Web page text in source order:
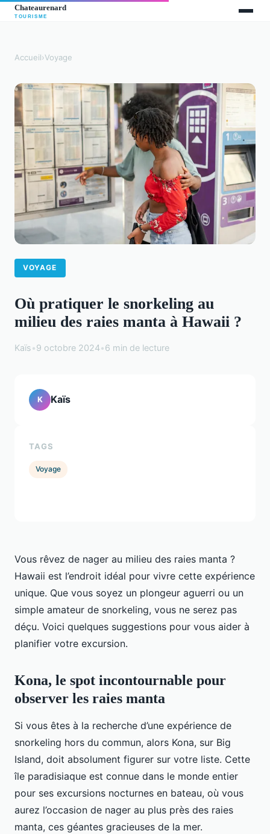
Accueil›Voyage
VOYAGE
Où pratiquer le snorkeling au
milieu des raies manta à Hawaii ?
Kaïs•9 octobre 2024•6 min de lecture
Vous rêvez de nager au milieu des raies manta ?
Hawaii est l’endroit idéal pour vivre cette expérience
unique. Que vous soyez un plongeur aguerri ou un
simple amateur de snorkeling, vous ne serez pas
déçu. Voici quelques suggestions pour vous aider à
planifier votre excursion.
Kona, le spot incontournable pour
observer les raies manta
Si vous êtes à la recherche d’une expérience de
snorkeling hors du commun, alors Kona, sur Big
Island, doit absolument figurer sur votre liste. Cette
île paradisiaque est connue dans le monde entier
pour ses excursions nocturnes en bateau, où vous
aurez l’occasion de nager au plus près des raies
manta, ces géantes gracieuses de la mer.
K Kaïs
TAGS
Voyage